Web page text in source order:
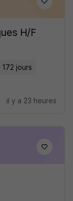
H/F
172 jours
il y a 23 heures